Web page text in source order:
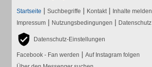
Startseite | Suchbegriffe | Kontakt | Inhalte melden
Impressum | Nutzungsbedingungen | Datenschutz
Datenschutz-Einstellungen
Facebook - Fan werden | Auf Instagram folgen